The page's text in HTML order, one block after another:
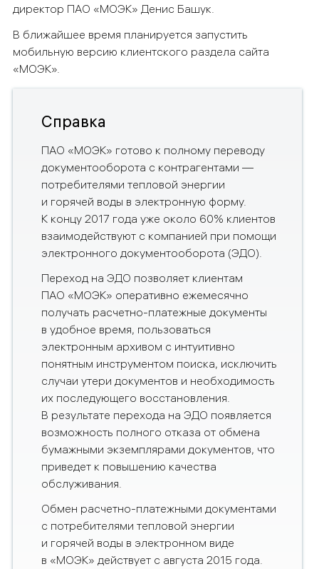
директор ПАО «МОЭК» Денис Башук.
В ближайшее время планируется запустить
мобильную версию клиентского раздела сайта
«МОЭК».
Справка
ПАО «МОЭК» готово к полному переводу
документооборота с контрагентами —
потребителями тепловой энергии
и горячей воды в электронную форму.
К концу 2017 года уже около 60% клиентов
взаимодействуют с компанией при помощи
электронного документооборота (ЭДО).
Переход на ЭДО позволяет клиентам
ПАО «МОЭК» оперативно ежемесячно
получать расчетно-платежные документы
в удобное время, пользоваться
электронным архивом с интуитивно
понятным инструментом поиска, исключить
случаи утери документов и необходимость
их последующего восстановления.
В результате перехода на ЭДО появляется
возможность полного отказа от обмена
бумажными экземплярами документов, что
приведет к повышению качества
обслуживания.
Обмен расчетно-платежными документами
с потребителями тепловой энергии
и горячей воды в электронном виде
в «МОЭК» действует с августа 2015 года.